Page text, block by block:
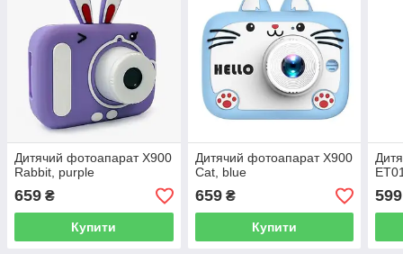
Дитячий фотоапарат X900
Rabbit, purple
659 ₴
Купити
Дитячий фотоапарат X900
Cat, blue
659₴
Купити
599